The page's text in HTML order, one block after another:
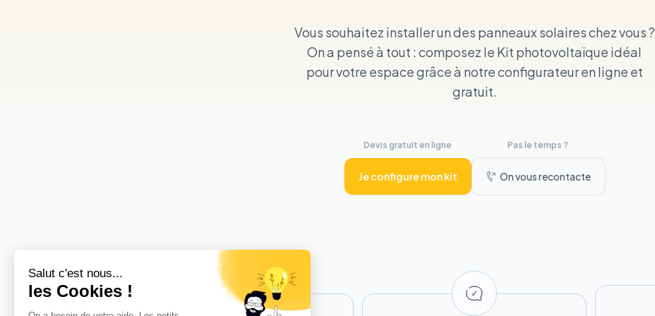
Vous souhaitez installer un des panneaux solaires chez vous ?
On a pensé à tout : composez le Kit photovoltaïque idéal
pour votre espace grâce à notre configurateur en ligne et
gratuit.
Devis gratuit en ligne
Je configure mon kit
Pas le temps ?
On vous recontacte